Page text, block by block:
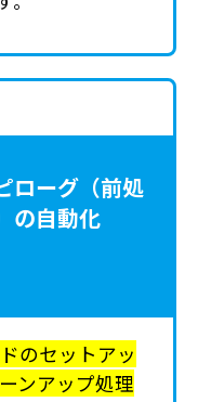
ローグ（前処
の自動化
のセットアッ
ンアップ処理